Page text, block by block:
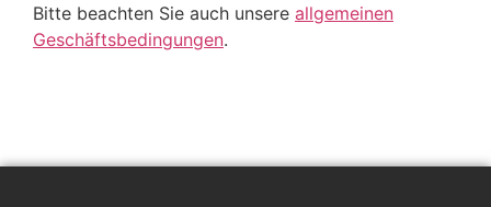
Bitte beachten Sie auch unsere allgemeinen
Geschäftsbedingungen.